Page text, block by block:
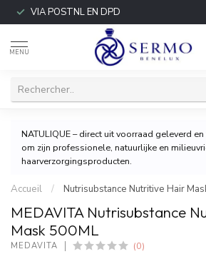
VIA POSTNL EN DPD
MENU
NATULIQUE – direct uit voorraad geleverd
om zijn professionele, natuurlijke en
haarverzorgingsproducten.
Accueil / Nutrisubstance Nutritive Hair
MEDAVITA Nutrisubstance
Mask 500ML
MEDAVITA (0)